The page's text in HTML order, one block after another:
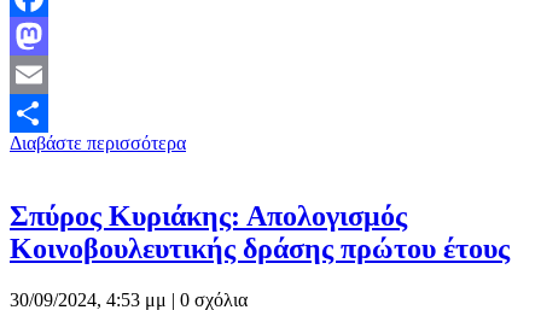
Facebook
Mastodon
Email
Μοιραστείτε
Διαβάστε περισσότερα
Σπύρος Κυριάκης: Απολογισμός
Κοινοβουλευτικής δράσης πρώτου έτους
30/09/2024, 4:53 μμ | 0 σχόλια